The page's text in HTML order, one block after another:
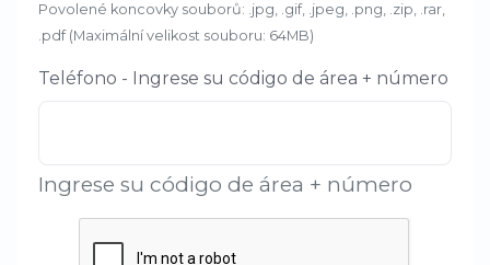
Povolené koncovky souborů: .jpg, .gif, .jpeg, .png, .zip, .rar,
.pdf (Maximální velikost souboru: 64MB)
Teléfono - Ingrese su código de área + número
Ingrese su código de área + número